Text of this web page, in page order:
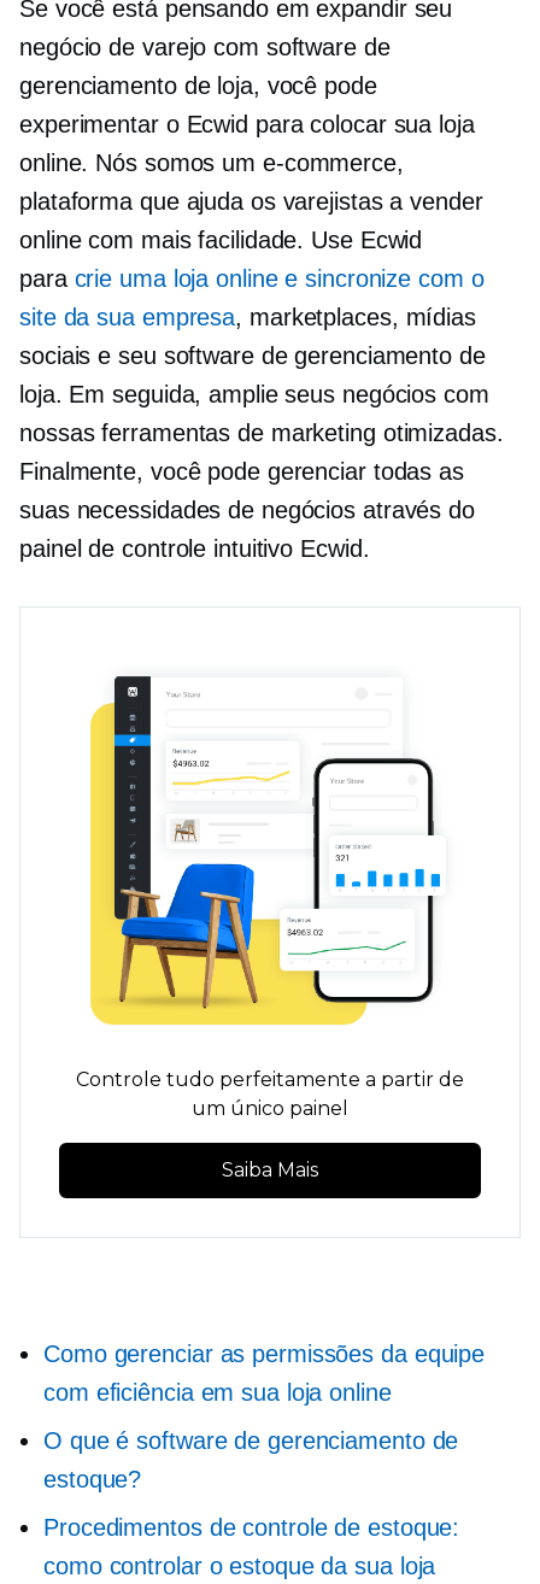
Se você está pensando em expandir seu
negócio de varejo com software de
gerenciamento de loja, você pode
experimentar o Ecwid para colocar sua loja
online. Nós somos um e-commerce,
plataforma que ajuda os varejistas a vender
online com mais facilidade. Use Ecwid
para crie uma loja online e sincronize com o
site da sua empresa, marketplaces, mídias
sociais e seu software de gerenciamento de
loja. Em seguida, amplie seus negócios com
nossas ferramentas de marketing otimizadas.
Finalmente, você pode gerenciar todas as
suas necessidades de negócios através do
painel de controle intuitivo Ecwid.
Controle tudo perfeitamente a partir de
um único painel
Saiba Mais
Como gerenciar as permissões da equipe
com eficiência em sua loja online
O que é software de gerenciamento de
estoque?
Procedimentos de controle de estoque:
como controlar o estoque da sua loja